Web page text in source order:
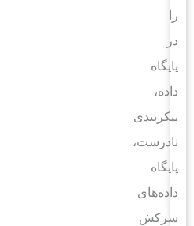
پایگاه
داده،
پیکربندی
نادرست،
پایگاه
داده‌های
سرکش